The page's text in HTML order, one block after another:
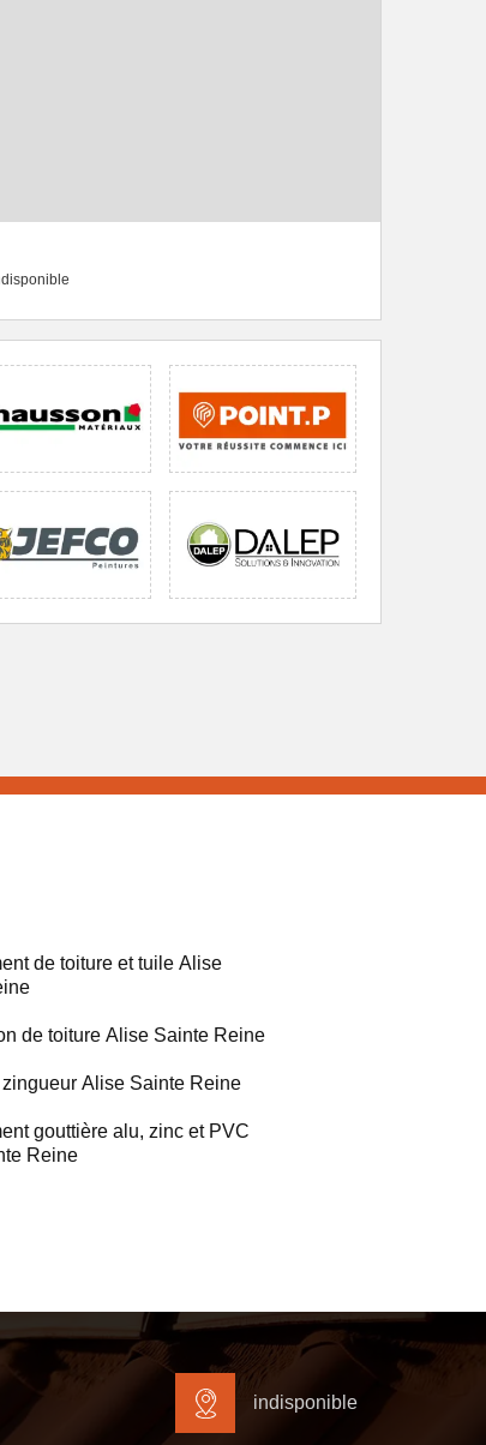
de toiture et tuile Alise
de toiture Alise Sainte Reine
Alise Sainte Reine
gouttière alu, zinc et PVC
Reine
indisponible